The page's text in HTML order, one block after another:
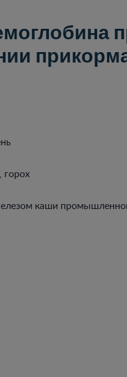
горох
каши